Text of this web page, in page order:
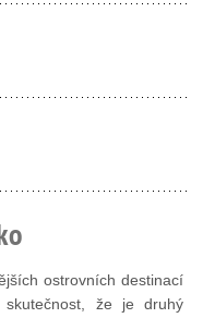
ostrovních destinací
že je druhý